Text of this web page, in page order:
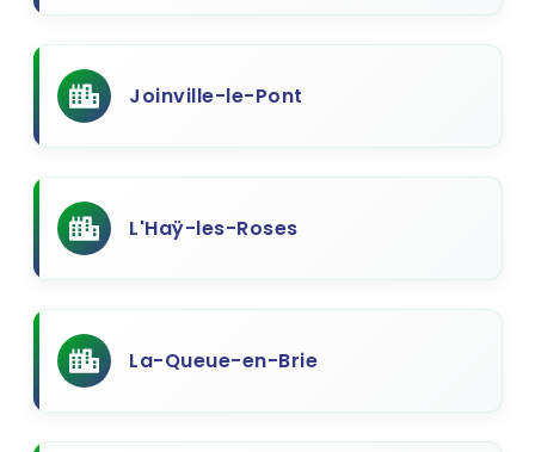
Joinville-le-Pont
L'Haÿ-les-Roses
La-Queue-en-Brie